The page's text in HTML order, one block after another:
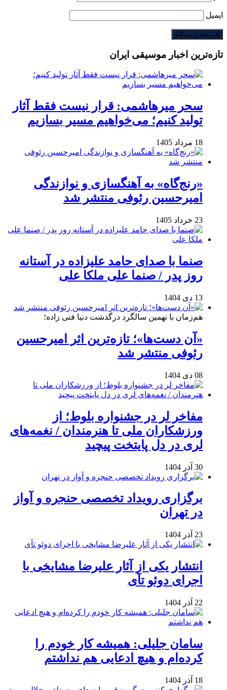
ایمیل
تازه‌ترین اخبار موسیقی ایران
سحر میرهاشمی: قرار نیست فقط آثار
تولید کنیم؛ می‌خواهیم مسیر بسازیم
18 مرداد 1405
«رنج‌گاه» به آهنگسازی و نوازندگی
امیرحسین رئوفی منتشر شد
23 خرداد 1405
صنما با صدای حامد علیزاده در آستانه
روز پدر / صنما علی ملکا علی
13 دی 1404
هم‌زمان با نهمین سالگرد درگذشت دنیا فنی زاده؛
«آن دست‌ها»؛ تازه‌ترین اثر امیرحسین
رئوفی منتشر شد
08 دی 1404
مفاخر لر در جشنواره بلوط؛ از
ورزشکاران ملی تا هنرمندان / نغمه‌های
لری در دل پایتخت پیچید
30 آذر 1404
برگزاری رویداد تخصصی حنجره و آواز
در تهران
23 آذر 1404
انتشار یکی از آثار علیرضا مشایخی با
اجرای دوئو تآی
22 آذر 1404
سامان جلیلی: همیشه کار خودم را
کرده‌ام و هیچ ادعایی هم نداشتم
18 آذر 1404